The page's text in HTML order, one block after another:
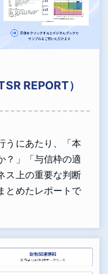
REPORT）
うにあたり、「本
？」「与信枠の適
ス上の重要な判断
とめたレポートで